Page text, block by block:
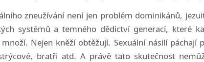
zneužívání není jen problém dominikánů,
systémů a temného dědictví generací, které
Nejen kněží obtěžují. Sexuální násilí páchají
bratři atd. A právě tato skutečnost